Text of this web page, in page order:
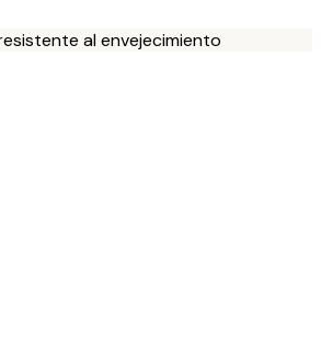
al envejecimiento